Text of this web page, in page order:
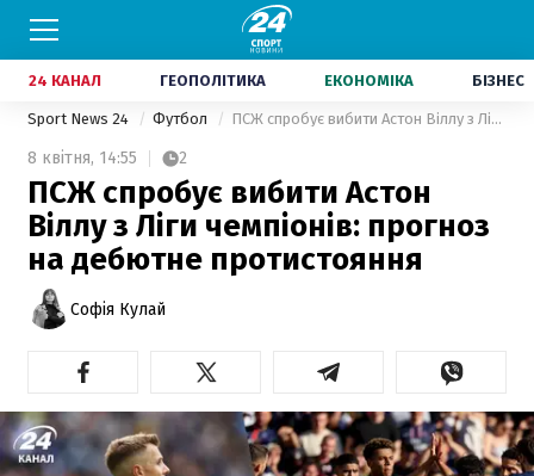
24 КАНАЛ ГЕОПОЛІТИКА ЕКОНОМІКА БІЗНЕС
Sport News 24 Футбол ПСЖ спробує вибити Астон Віллу з Ліги чемпіонів: прогноз на дебютне протистояння
8 квітня, 14:55 2
ПСЖ спробує вибити Астон
Віллу з Ліги чемпіонів: прогноз
на дебютне протистояння
Софія Кулай